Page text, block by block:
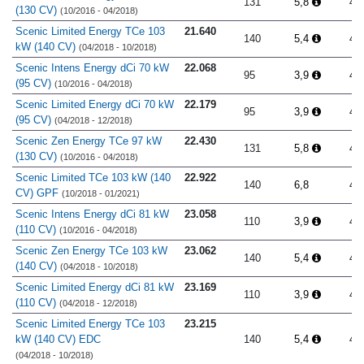
(130 CV) (10/2016 - 04/2018)
Scenic Limited Energy TCe 103
kW (140 CV) (04/2018 - 10/2018)
21.640
140 5,4
Scenic Intens Energy dCi 70 kW
(95 CV) (10/2016 - 04/2018)
22.068
95 3,9
Scenic Limited Energy dCi 70 kW
(95 CV) (04/2018 - 12/2018)
22.179
95 3,9
Scenic Zen Energy TCe 97 kW
(130 CV) (10/2016 - 04/2018)
22.430
131 5,8
Scenic Limited TCe 103 kW (140
CV) GPF (10/2018 - 01/2021)
22.922
140 6,8
Scenic Intens Energy dCi 81 kW
(110 CV) (10/2016 - 04/2018)
23.058
110 3,9
Scenic Zen Energy TCe 103 kW
(140 CV) (04/2018 - 10/2018)
23.062
140 5,4
Scenic Limited Energy dCi 81 kW
(110 CV) (04/2018 - 12/2018)
23.169
110 3,9
Scenic Limited Energy TCe 103
kW (140 CV) EDC
(04/2018 - 10/2018)
23.215
140
5,4